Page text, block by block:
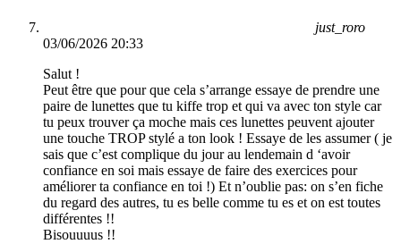
just_roro
03/06/2026 20:33
Salut !
Peut être que pour que cela s’arrange essaye de prendre une
paire de lunettes que tu kiffe trop et qui va avec ton style car
tu peux trouver ça moche mais ces lunettes peuvent ajouter
une touche TROP stylé a ton look ! Essaye de les assumer ( je
sais que c’est complique du jour au lendemain d ‘avoir
confiance en soi mais essaye de faire des exercices pour
améliorer ta confiance en toi !) Et n’oublie pas: on s’en fiche
du regard des autres, tu es belle comme tu es et on est toutes
différentes !!
Bisouuuus !!